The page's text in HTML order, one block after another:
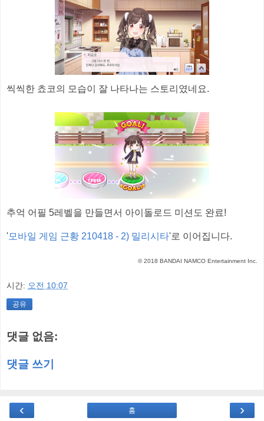
씩씩한 쵸코의 모습이 잘 나타나는 스토리였네요.
추억 어필 5레벨을 만들면서 아이돌로드 미션도 완료!
'모바일 게임 근황 210418 - 2) 밀리시타'로 이어집니다.
© 2018 BANDAI NAMCO Entertainment Inc.
시간: 오전 10:07
공유
댓글 없음:
댓글 쓰기
‹ ›
홈